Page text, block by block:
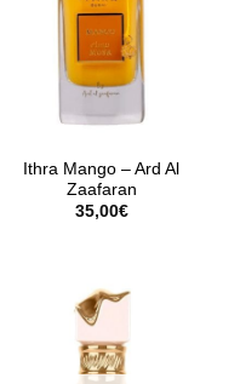
Ithra Mango – Ard Al
Zaafaran
35,00€